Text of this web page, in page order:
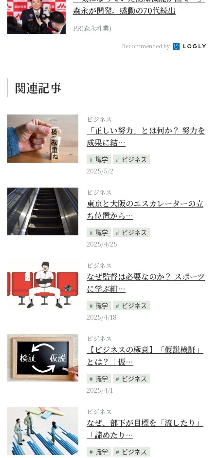
森永が開発。感動の70代続出
PR(森永乳業)
Recommended by
関連記事
ビジネス
「正しい努力」とは何か？ 努力を
成果に結…
識学
ビジネス
2025/5/2
ビジネス
東京と大阪のエスカレーターの立
ち位置から…
識学
ビジネス
2025/4/25
ビジネス
なぜ監督は必要なのか？ スポーツ
に学ぶ組…
識学
ビジネス
2025/4/18
ビジネス
【ビジネスの極意】「仮説検証」
とは？｜仮…
識学
ビジネス
2025/4/1
ビジネス
なぜ、部下が目標を「流したり」
「諦めたり…
識学 ビジネス